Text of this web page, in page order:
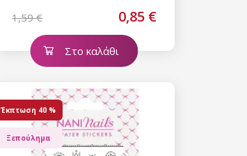
1,59 € 0,85 €
Στο καλάθι
Έκπτωση 40 %
Ξεπούλημα